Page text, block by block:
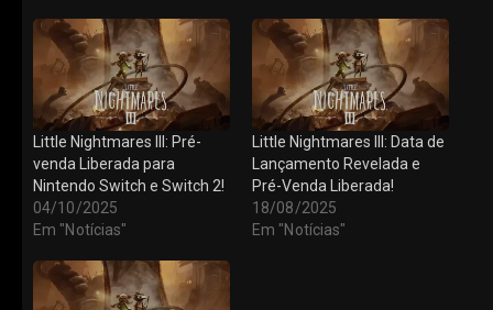
Little Nightmares III: Pré-
venda Liberada para
Nintendo Switch e Switch 2!
04/10/2025
Em "Notícias"
Little Nightmares III: Data de
Lançamento Revelada e
Pré-Venda Liberada!
18/08/2025
Em "Notícias"